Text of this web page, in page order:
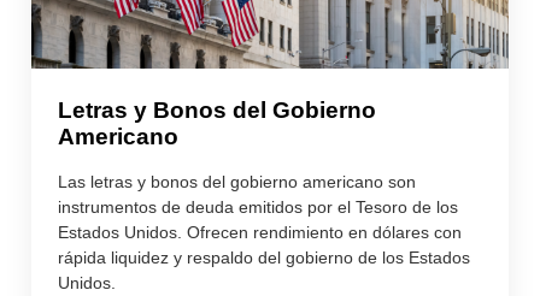
Letras y Bonos del Gobierno
Americano
Las letras y bonos del gobierno americano son
instrumentos de deuda emitidos por el Tesoro de los
Estados Unidos. Ofrecen rendimiento en dólares con
rápida liquidez y respaldo del gobierno de los Estados
Unidos.